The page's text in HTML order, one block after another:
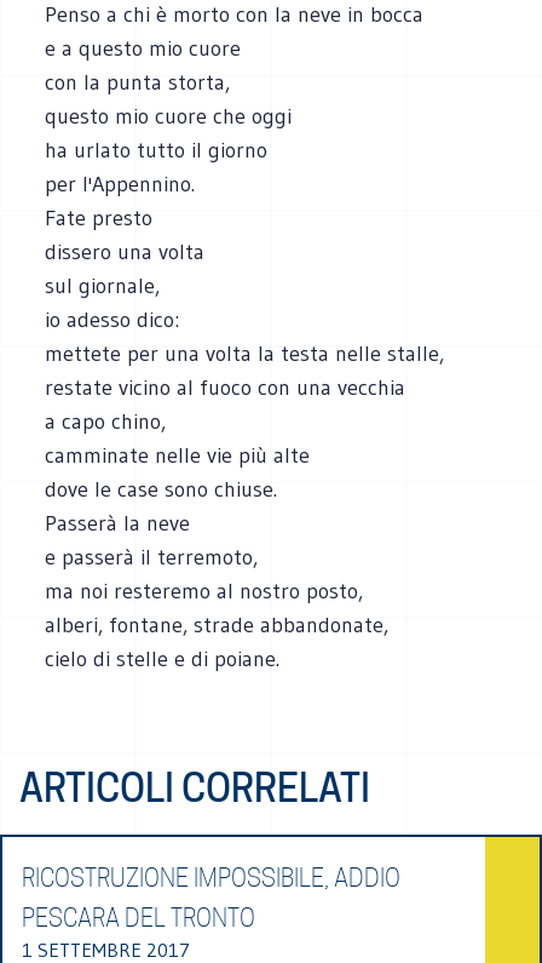
Penso a chi è morto con la neve in bocca
e a questo mio cuore
con la punta storta,
questo mio cuore che oggi
ha urlato tutto il giorno
per l'Appennino.
Fate presto
dissero una volta
sul giornale,
io adesso dico:
mettete per una volta la testa nelle stalle,
restate vicino al fuoco con una vecchia
a capo chino,
camminate nelle vie più alte
dove le case sono chiuse.
Passerà la neve
e passerà il terremoto,
ma noi resteremo al nostro posto,
alberi, fontane, strade abbandonate,
cielo di stelle e di poiane.
ARTICOLI CORRELATI
RICOSTRUZIONE IMPOSSIBILE, ADDIO
PESCARA DEL TRONTO
1 SETTEMBRE 2017